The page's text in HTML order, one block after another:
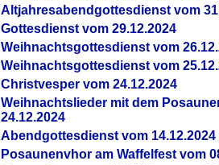
Altjahresabendgottesdienst vom
Gottesdienst vom 29.12.2024
Weihnachtsgottesdienst vom
Weihnachtsgottesdienst vom
Christvesper vom 24.12.2024
Weihnachtslieder mit dem
24.12.2024
Abendgottesdienst vom 14.12.2024
Posaunenvhor am Waffelfest vom